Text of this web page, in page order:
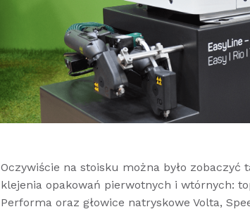
Oczywiście na stoisku można było zobaczyć
klejenia opakowań pierwotnych i wtórnych:
Performa oraz głowice natryskowe Volta,